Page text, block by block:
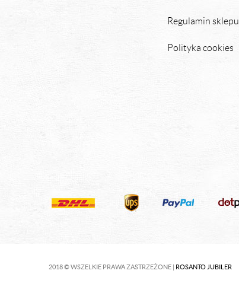
Regulamin sklepu
Polityka cookies
2018 © WSZELKIE PRAWA ZASTRZEŻONE | ROSANTO JUBILER